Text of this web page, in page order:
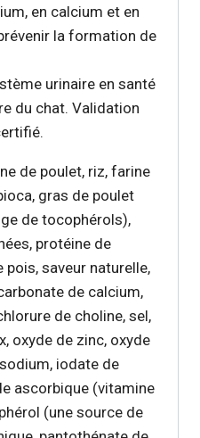
en calcium et en
la formation de
urinaire en santé
du chat. Validation
de poulet, riz, farine
gras de poulet
de tocophérols),
protéine de
saveur naturelle,
de calcium,
de choline, sel,
oxyde de zinc, oxyde
iodate de
ascorbique (vitamine
(une source de